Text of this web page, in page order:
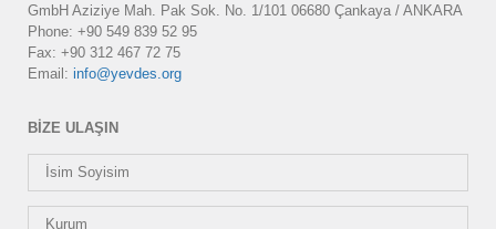
GmbH Aziziye Mah. Pak Sok. No. 1/101 06680 Çankaya / ANKARA
Phone: +90 549 839 52 95
Fax: +90 312 467 72 75
Email: info@yevdes.org
BİZE ULAŞIN